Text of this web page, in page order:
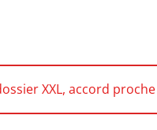
XXL, accord proche